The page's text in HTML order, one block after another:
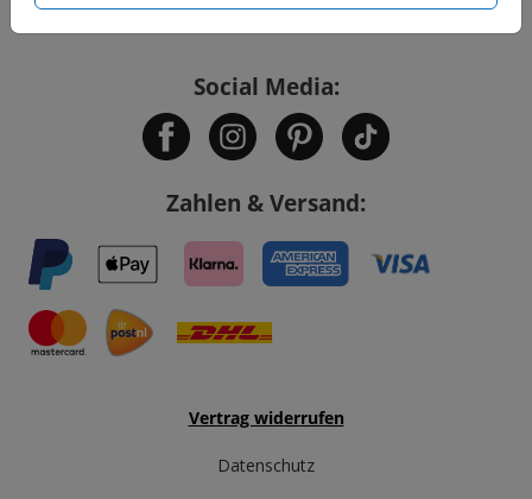
Service
Social Media:
Zahlen & Versand:
Vertrag widerrufen
Datenschutz